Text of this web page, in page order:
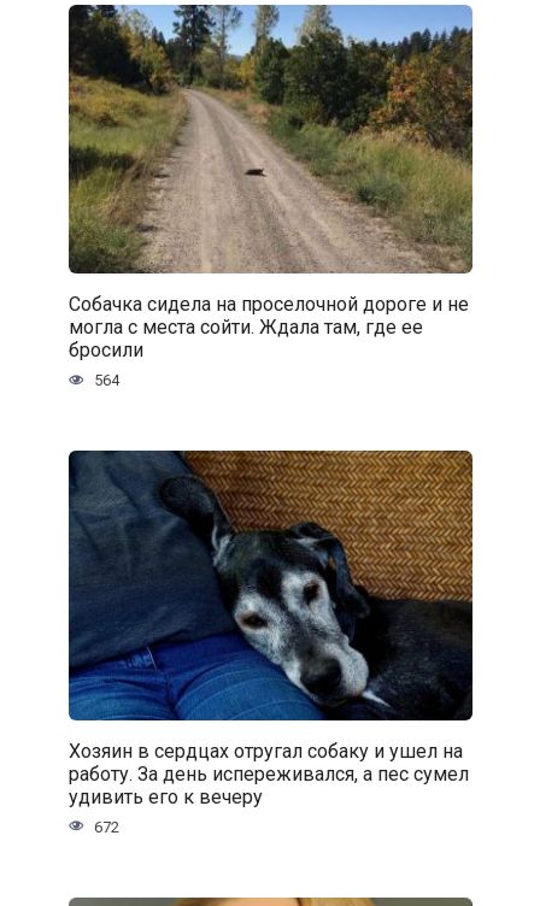
Собачка сидела на проселочной дороге и не
могла с места сойти. Ждала там, где ее
бросили
564
Хозяин в сердцах отругал собаку и ушел на
работу. За день испереживался, а пес сумел
удивить его к вечеру
672